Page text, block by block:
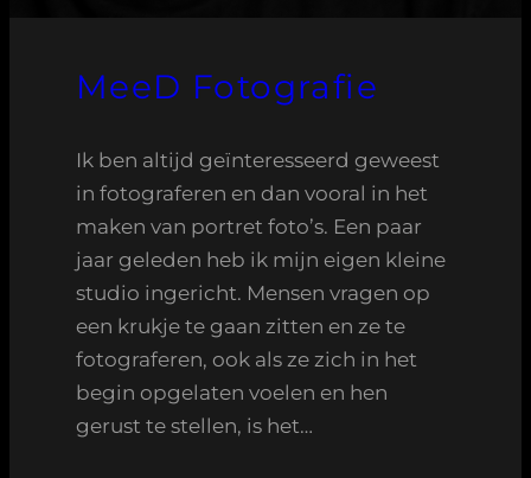
MeeD Fotografie
Ik ben altijd geïnteresseerd geweest
in fotograferen en dan vooral in het
maken van portret foto’s. Een paar
jaar geleden heb ik mijn eigen kleine
studio ingericht. Mensen vragen op
een krukje te gaan zitten en ze te
fotograferen, ook als ze zich in het
begin opgelaten voelen en hen
gerust te stellen, is het…